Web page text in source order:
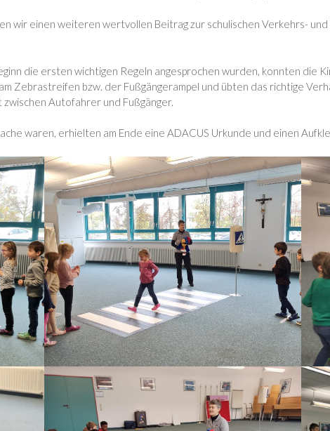
wir einen weiteren wertvollen Beitrag zur schulischen Verkehrs-
die ersten wichtigen Regeln angesprochen wurden, konnten die
Zebrastreifen bzw. der Fußgängerampel und übten das richtige
Autofahrer und Fußgänger.
waren, erhielten am Ende eine ADACUS Urkunde und einen